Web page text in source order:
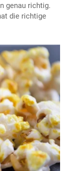
genau richtig.
die richtige